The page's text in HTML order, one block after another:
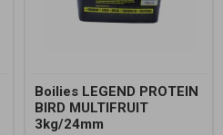
Boilies LEGEND PROTEIN
BIRD MULTIFRUIT
3kg/24mm